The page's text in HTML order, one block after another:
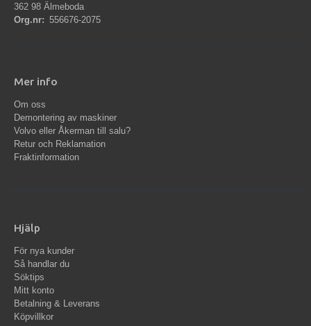
362 98 Älmeboda
Org.nr: 556676-2075
Mer info
Om oss
Demontering av maskiner
Volvo eller Åkerman till salu?
Retur och Reklamation
Fraktinformation
Hjälp
För nya kunder
Så handlar du
Söktips
Mitt konto
Betalning & Leverans
Köpvillkor